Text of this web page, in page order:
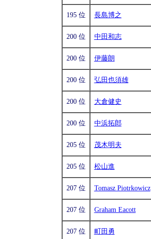
195 位 長島博之
200 位 中田和志
200 位 伊藤朗
200 位 弘田也須雄
200 位 大倉健史
200 位 中浜拓郎
205 位 茂木明夫
205 位 松山進
207 位 Tomasz Piotrkowicz
207 位 Graham Eacott
207 位 町田勇